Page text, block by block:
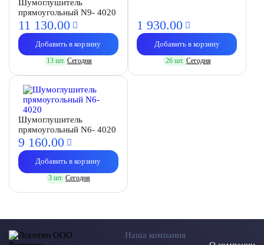
Шумоглушитель
прямоугольный N9- 4020
11 130.00
Добавить в корзину
13 шт. Сегодня
1 930.00
Добавить в корзину
26 шт. Сегодня
Шумоглушитель
прямоугольный N6- 4020
9 160.00
Добавить в корзину
3 шт. Сегодня
Наша компания